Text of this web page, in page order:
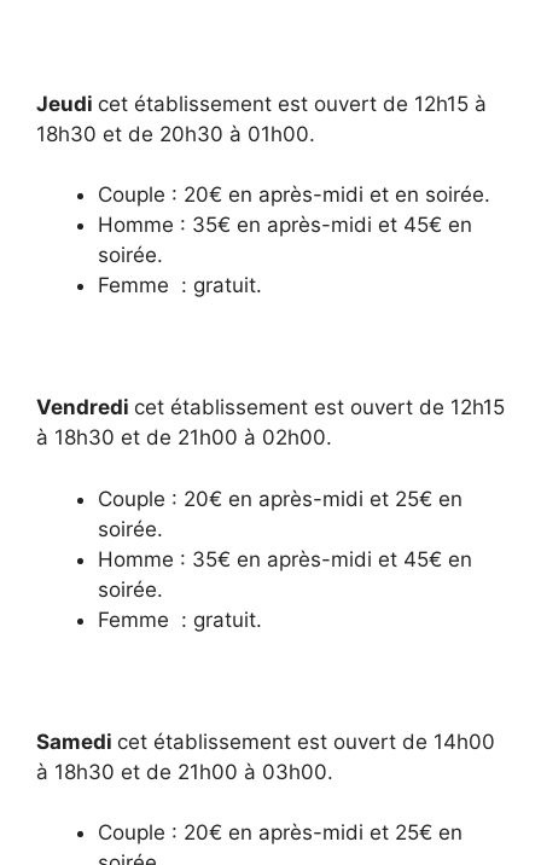
Jeudi cet établissement est ouvert de 12h15 à
18h30 et de 20h30 à 01h00.
Couple : 20€ en après-midi et en soirée.
Homme : 35€ en après-midi et 45€ en
soirée.
Femme : gratuit.
Vendredi cet établissement est ouvert de 12h15
à 18h30 et de 21h00 à 02h00.
Couple : 20€ en après-midi et 25€ en
soirée.
Homme : 35€ en après-midi et 45€ en
soirée.
Femme : gratuit.
Samedi cet établissement est ouvert de 14h00
à 18h30 et de 21h00 à 03h00.
Couple : 20€ en après-midi et 25€ en